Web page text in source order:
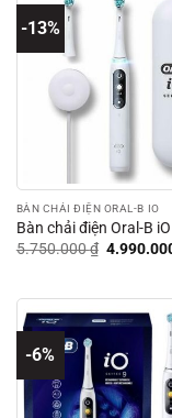
-13%
BÀN CHẢI ĐIỆN ORAL-B IO
Bàn chải điện Oral-B
5.750.000₫ Giá
-6%